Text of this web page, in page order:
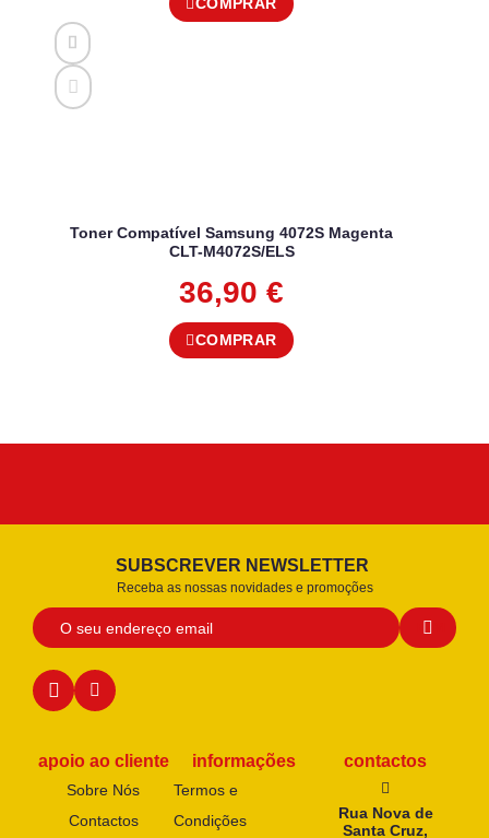
Toner Compatível Samsung 4072S Magenta
CLT-M4072S/ELS
36,90 €
COMPRAR
SUBSCREVER NEWSLETTER
Receba as nossas novidades e promoções
apoio ao cliente
Sobre Nós
Contactos
informações
Termos e
Condições
contactos
Rua Nova de
Santa Cruz,